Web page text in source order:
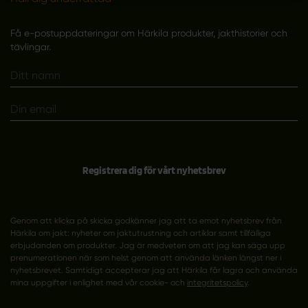
Få e-postuppdateringar om Härkila produkter, jakthistorier och
tävlingar.
Registrera dig för vårt nyhetsbrev
Genom att klicka på skicka godkänner jag att ta emot nyhetsbrev från
Härkila om jakt: nyheter om jaktutrustning och artiklar samt tillfälliga
erbjudanden om produkter. Jag är medveten om att jag kan säga upp
prenumerationen när som helst genom att använda länken längst ner i
nyhetsbrevet. Samtidigt accepterar jag att Härkila får lagra och använda
mina uppgifter i enlighet med vår cookie- och integritetspolicy.